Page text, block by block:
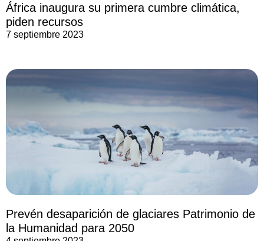
África inaugura su primera cumbre climática,
piden recursos
7 septiembre 2023
Prevén desaparición de glaciares Patrimonio de
la Humanidad para 2050